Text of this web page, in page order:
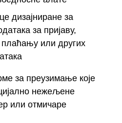
дизајниране за
за пријаву,
или других
за преузимање које
нежељене
или отмичаре